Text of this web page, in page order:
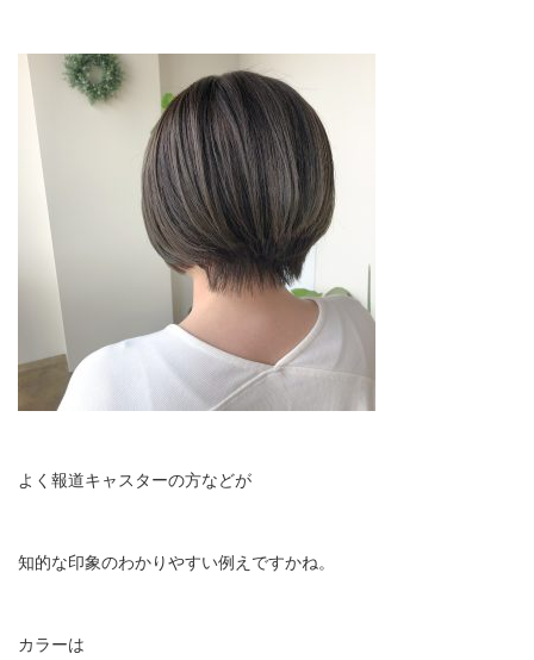
よく報道キャスターの方などが
知的な印象のわかりやすい例えですかね。
カラーは